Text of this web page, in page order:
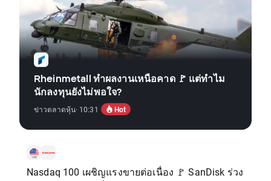
Rheinmetall ทำผลงานเหนือคาด 🚩 แต่ทำไม
นักลงทุนยังไม่พอใจ?
ข่าวตลาดหุ้น· 10:31 Hot
Nasdaq 100 เผชิญแรงขายต่อเนื่อง 🚩 SanDisk ร่วง